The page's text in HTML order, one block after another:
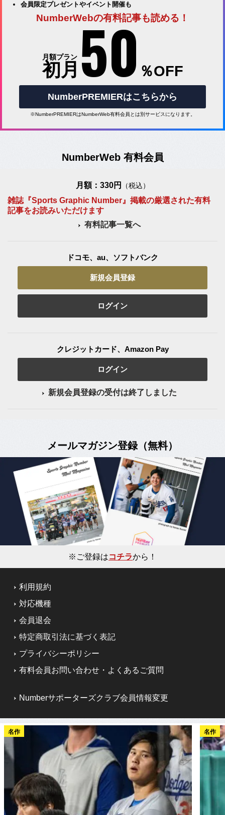
会員限定プレゼントやイベント開催も
NumberWebの有料記事も読める！
月額プラン
初月 50 ％OFF
NumberPREMIERはこちらから
※NumberPREMIERはNumberWeb有料会員とは別サービスになります。
NumberWeb 有料会員
月額：330円 （税込）
雑誌『Sports Graphic Number』掲載の厳選された有料
記事をお読みいただけます
有料記事一覧へ
ドコモ、au、ソフトバンク
新規会員登録
ログイン
クレジットカード、Amazon Pay
ログイン
新規会員登録の受付は終了しました
メールマガジン登録（無料）
※ご登録はコチラから！
利用規約
対応機種
会員退会
特定商取引法に基づく表記
プライバシーポリシー
有料会員お問い合わせ・よくあるご質問
Numberサポーターズクラブ会員情報変更
名作 名作